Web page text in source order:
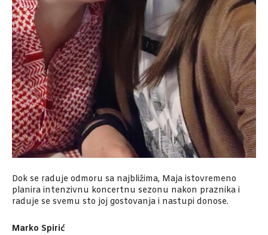
Dok se raduje odmoru sa najbližima, Maja istovremeno
planira intenzivnu koncertnu sezonu nakon praznika i
raduje se svemu sto joj gostovanja i nastupi donose.
Marko Spirić